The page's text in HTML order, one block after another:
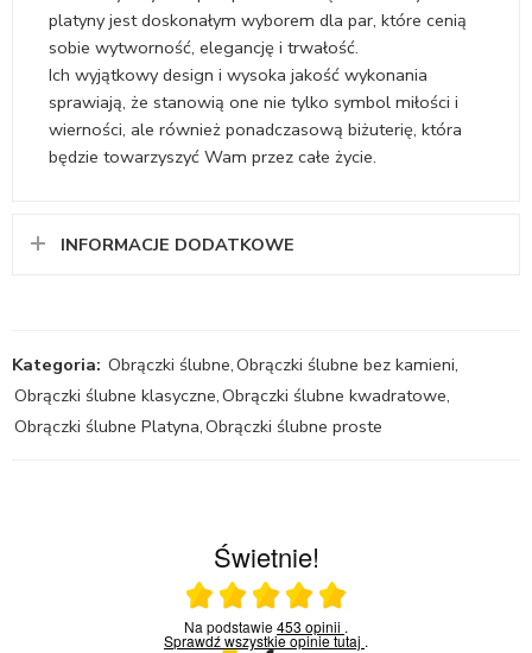
platyny jest doskonałym wyborem dla par, które cenią
sobie wytworność, elegancję i trwałość.
Ich wyjątkowy design i wysoka jakość wykonania
sprawiają, że stanowią one nie tylko symbol miłości i
wierności, ale również ponadczasową biżuterię, która
będzie towarzyszyć Wam przez całe życie.
INFORMACJE DODATKOWE
Kategoria: Obrączki ślubne,Obrączki ślubne bez kamieni,
Obrączki ślubne klasyczne,Obrączki ślubne kwadratowe,
Obrączki ślubne Platyna,Obrączki ślubne proste
Świetnie!
Ocena średnia 5 na 5
Na podstawie453 opinii .
Sprawdź wszystkie opinietutaj .